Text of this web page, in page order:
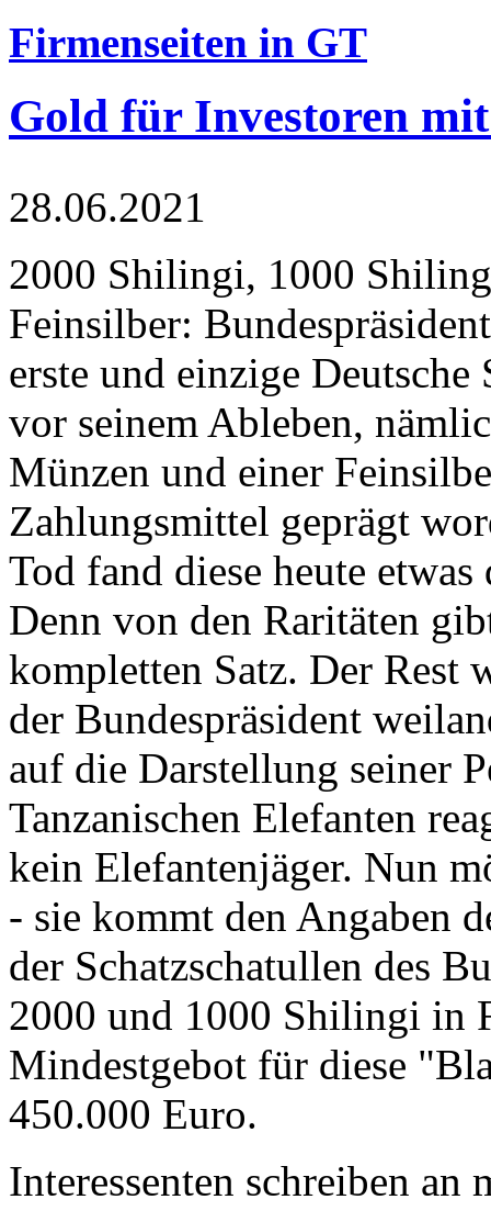
Firmenseiten in GT
Gold für Investoren
28.06.2021
2000 Shilingi, 1000
Feinsilber:
erste und einzige Deutsche
vor seinem Ableben,
Münzen und einer
Zahlungsmittel geprägt
Tod fand diese heute
Denn von den Raritäten
kompletten Satz. Der Rest
der Bundespräsident
auf die Darstellung seiner
Tanzanischen Elefanten
kein Elefantenjäger. Nun
- sie kommt den Angaben
der Schatzschatullen des
2000 und 1000 Shilingi in
Mindestgebot für diese
450.000 Euro.
Interessenten schreiben